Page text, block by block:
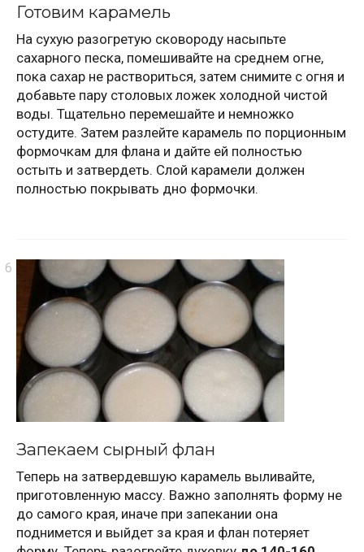
Готовим карамель
На сухую разогретую сковороду насыпьте
сахарного песка, помешивайте на среднем огне,
пока сахар не раствориться, затем снимите с огня и
добавьте пару столовых ложек холодной чистой
воды. Тщательно перемешайте и немножко
остудите. Затем разлейте карамель по порционным
формочкам для флана и дайте ей полностью
остыть и затвердеть. Слой карамели должен
полностью покрывать дно формочки.
Запекаем сырный флан
Теперь на затвердевшую карамель выливайте,
приготовленную массу. Важно заполнять форму не
до самого края, иначе при запекании она
поднимется и выйдет за края и флан потеряет